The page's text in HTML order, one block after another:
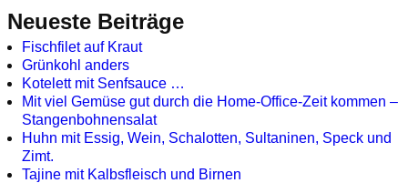
Neueste Beiträge
Fischfilet auf Kraut
Grünkohl anders
Kotelett mit Senfsauce …
Mit viel Gemüse gut durch die Home-Office-Zeit kommen –
Stangenbohnensalat
Huhn mit Essig, Wein, Schalotten, Sultaninen, Speck und
Zimt.
Tajine mit Kalbsfleisch und Birnen